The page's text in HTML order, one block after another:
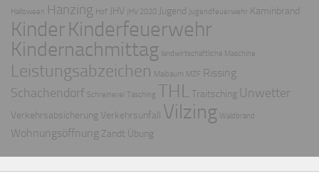
Halloween Hanzing Hof JHV JHV 2020 Jugend Jugendfeuerwehr Kaminbrand
Kinder Kinderfeuerwehr
Kindernachmittag landwirtschaftliche Maschine
Leistungsabzeichen Maibaum MZF Rissing
Schachendorf Schreinerei Tasching THLTraitsching Unwetter
Verkehrsabsicherung Verkehrsunfall Vilzing Waldbrand
Wohnungsöffnung Zandt Übung